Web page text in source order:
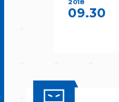
2018
09.30